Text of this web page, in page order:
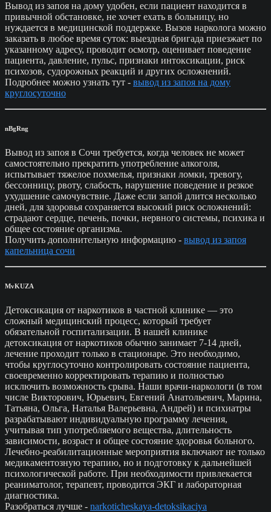
Вывод из запоя на дому удобен, если пациент находится в
привычной обстановке, не хочет ехать в больницу, но
нуждается в медицинской поддержке. Вызов нарколога можно
заказать в любое время суток: выездная бригада приезжает по
указанному адресу, проводит осмотр, оценивает поведение
пациента, давление, пульс, признаки интоксикации, риск
психозов, судорожных реакций и других осложнений.
Подробнее можно узнать тут - вывод из запоя на дому
круглосуточно
nBgRng
Вывод из запоя в Сочи требуется, когда человек не может
самостоятельно прекратить употребление алкоголя,
испытывает тяжелое похмелья, признаки ломки, тревогу,
бессонницу, рвоту, слабость, нарушение поведение и резкое
ухудшение самочувствие. Даже если запой длится несколько
дней, для здоровья сохраняется высокий риск осложнений:
страдают сердце, печень, почки, нервного системы, психика и
общее состояние организма.
Получить дополнительную информацию - вывод из запоя
капельница сочи
MvKUZA
Детоксикация от наркотиков в частной клинике — это
сложный медицинский процесс, который требует
обязательной госпитализации. В нашей клинике
детоксикация от наркотиков обычно занимает 7-14 дней,
лечение проходит только в стационаре. Это необходимо,
чтобы круглосуточно контролировать состояние пациента,
своевременно корректировать терапию и полностью
исключить возможность срыва. Наши врачи-наркологи (в том
числе Викторович, Юрьевич, Евгений Анатольевич, Марина,
Татьяна, Ольга, Наталья Валерьевна, Андрей) и психиатры
разрабатывают индивидуальную программу лечения,
учитывая тип употребляемого вещества, длительность
зависимости, возраст и общее состояние здоровья больного.
Лечебно-реабилитационные мероприятия включают не только
медикаментозную терапию, но и подготовку к дальнейшей
психологической работе. При необходимости привлекается
реаниматолог, терапевт, проводится ЭКГ и лабораторная
диагностика.
Разобраться лучше - narkoticheskaya-detoksikaciya